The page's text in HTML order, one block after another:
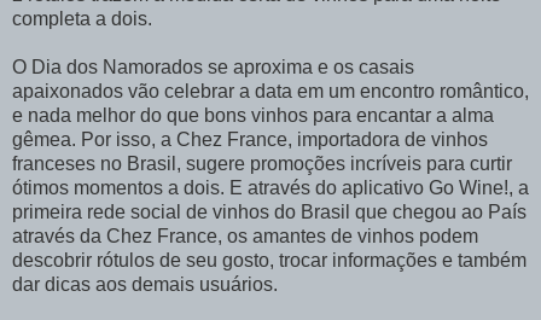
completa a dois.
O Dia dos Namorados se aproxima e os casais
apaixonados vão celebrar a data em um encontro romântico,
e nada melhor do que bons vinhos para encantar a alma
gêmea. Por isso, a Chez France, importadora de vinhos
franceses no Brasil, sugere promoções incríveis para curtir
ótimos momentos a dois. E através do aplicativo Go Wine!, a
primeira rede social de vinhos do Brasil que chegou ao País
através da Chez France, os amantes de vinhos podem
descobrir rótulos de seu gosto, trocar informações e também
dar dicas aos demais usuários.